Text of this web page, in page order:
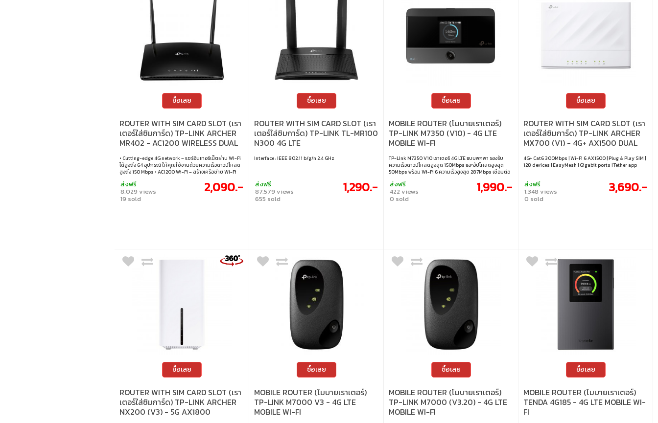
ซื้อเลย
ROUTER WITH SIM CARD SLOT (เรา
เตอร์ใส่ซิมการ์ด) TP-LINK ARCHER
MR402 - AC1200 WIRELESS DUAL
• Cutting-edge 4G network – แชร์อินเทอร์เน็ตผ่าน Wi-Fi
ได้สูงถึง 64 อุปกรณ์ ให้คุณใช้งานด้วยความเร็วดาวน์โหลด
สูงถึง 150 Mbps • AC1200 Wi-Fi – สร้างเครือข่าย Wi-Fi
ความเร็วสูงถึง 867 Mbps บนคลื่น 5 GHz • Plug a SIM
card and play – เพียงเสียบซิมการ์ดก็สามารถใช้ได้เลย ไม่
ต้องตั้งค่า รองรับการใช้งานได้มากกว่า 100 ประเทศ • Two
ส่งฟรี
8,029 views
19 sold
2,090.-
ซื้อเลย
ROUTER WITH SIM CARD SLOT (เรา
เตอร์ใส่ซิมการ์ด) TP-LINK TL-MR100
N300 4G LTE
Interface : IEEE 802.11 b/g/n 2.4 GHz
ส่งฟรี
87,579 views
655 sold
1,290.-
ซื้อเลย
MOBILE ROUTER (โมบายเราเตอร์)
TP-LINK M7350 (V10) - 4G LTE
MOBILE WI-FI
TP-Link M7350 V10 เราเตอร์ 4G LTE แบบพกพา รองรับ
ความเร็วดาวน์โหลดสูงสุด 150Mbps และอัปโหลดสูงสุด
50Mbps พร้อม Wi-Fi 6 ความเร็วสูงสุด 287Mbps เชื่อมต่อ
แบตเตอรี่ 2,100mAh ใช้งานได้นานสูงสุด 10 ชั่วโมง และ
รองรับการ์ด microSD ความจุสูงสุด 2TB • รองรับ 4G LTE
ความเร็วดาวน์โหลดสูงสุด 150Mbps และอัปโหลดสูงสุด
ส่งฟรี
422 views
0 sold
1,990.-
ซื้อเลย
ROUTER WITH SIM CARD SLOT (เรา
เตอร์ใส่ซิมการ์ด) TP-LINK ARCHER
MX700 (V1) - 4G+ AX1500 DUAL
4G+ Cat6 300Mbps | Wi-Fi 6 AX1500 | Plug & Play SIM |
128 devices | EasyMesh | Gigabit ports | Tether app
ส่งฟรี
1,348 views
0 sold
3,690.-
ซื้อเลย
ROUTER WITH SIM CARD SLOT (เรา
เตอร์ใส่ซิมการ์ด) TP-LINK ARCHER
NX200 (V3) - 5G AX1800
ซื้อเลย
MOBILE ROUTER (โมบายเราเตอร์)
TP-LINK M7000 V3 - 4G LTE
MOBILE WI-FI
ซื้อเลย
MOBILE ROUTER (โมบายเราเตอร์)
TP-LINK M7000 (V3.20) - 4G LTE
MOBILE WI-FI
ซื้อเลย
MOBILE ROUTER (โมบายเราเตอร์)
TENDA 4G185 - 4G LTE MOBILE WI-
FI